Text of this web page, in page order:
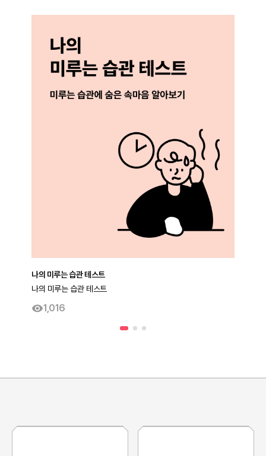
나의 미루는 습관 테스트
나의 미루는 습관 테스트
1,016